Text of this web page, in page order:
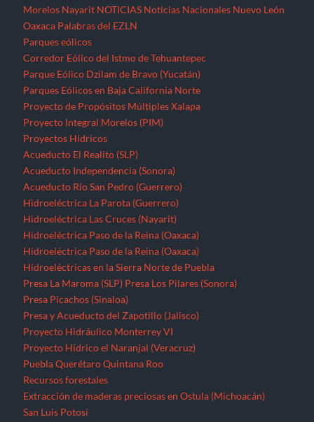
Morelos Nayarit NOTICIAS Noticias Nacionales Nuevo León
Oaxaca Palabras del EZLN
Parques eólicos
Corredor Eólico del Istmo de Tehuantepec
Parque Eólico Dzilam de Bravo (Yucatán)
Parques Eólicos en Baja California Norte
Proyecto de Propósitos Múltiples Xalapa
Proyecto Integral Morelos (PIM)
Proyectos Hídricos
Acueducto El Realito (SLP)
Acueducto Independencia (Sonora)
Acueducto Río San Pedro (Guerrero)
Hidroeléctrica La Parota (Guerrero)
Hidroeléctrica Las Cruces (Nayarit)
Hidroeléctrica Paso de la Reina (Oaxaca)
Hidroeléctrica Paso de la Reina (Oaxaca)
Hidroeléctricas en la Sierra Norte de Puebla
Presa La Maroma (SLP) Presa Los Pilares (Sonora)
Presa Picachos (Sinaloa)
Presa y Acueducto del Zapotillo (Jalisco)
Proyecto Hidráulico Monterrey VI
Proyecto Hídrico el Naranjal (Veracruz)
Puebla Querétaro Quintana Roo
Recursos forestales
Extracción de maderas preciosas en Ostula (Michoacán)
San Luis Potosí